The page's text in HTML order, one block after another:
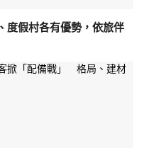
度假村各有優勢，依旅伴